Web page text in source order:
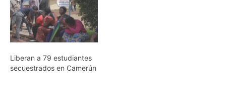
Liberan a 79 estudiantes
secuestrados en Camerún